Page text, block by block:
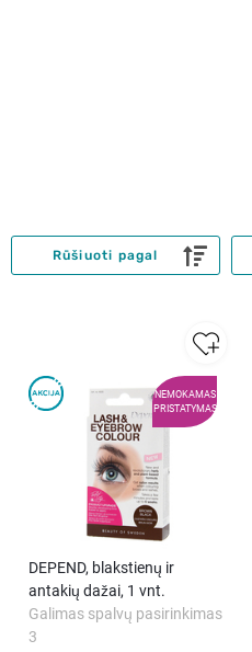
Rūšiuoti pagal
NEMOKAMAS
PRISTATYMAS
DEPEND, blakstienų ir
antakių dažai, 1 vnt.
Galimas spalvų pasirinkimas
3